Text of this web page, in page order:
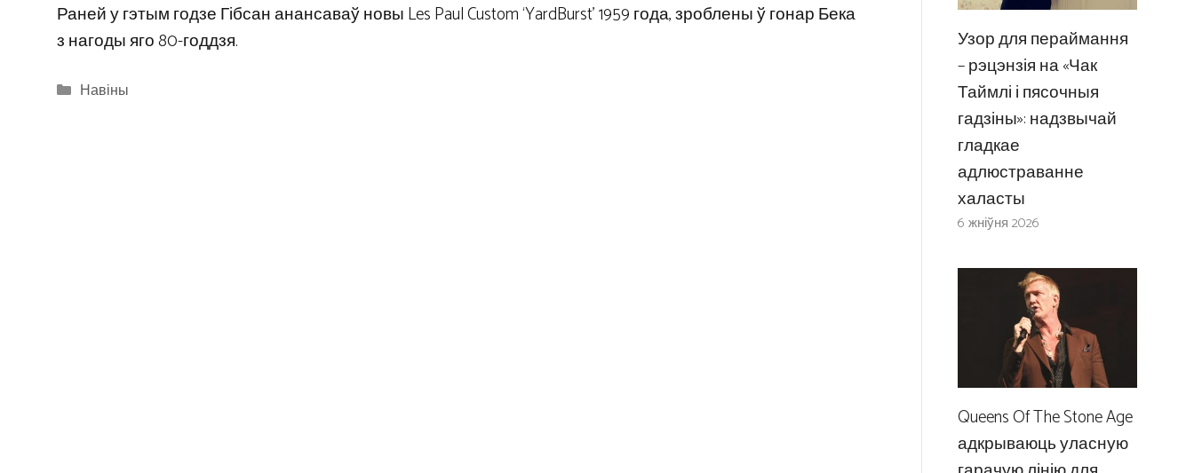
Раней у гэтым годзе Гібсан анансаваў новы Les Paul Custom ‘YardBurst’ 1959 года, зроблены ў гонар Бека
з нагоды яго 80-годдзя.
Categories
Навіны
Узор для пераймання
– рэцэнзія на «Чак
Таймлі і пясочныя
гадзіны»: надзвычай
гладкае
адлюстраванне
халасты
6 жніўня 2026
Queens Of The Stone Age
адкрываюць уласную